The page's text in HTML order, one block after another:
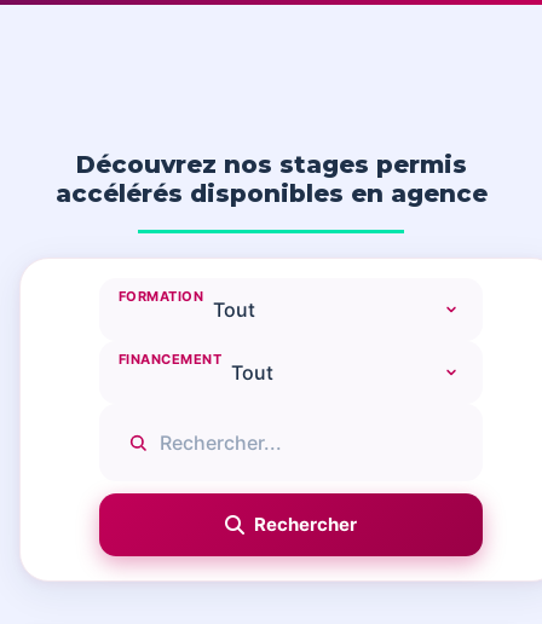
Découvrez nos stages permis
accélérés disponibles en agence
FORMATION
FINANCEMENT